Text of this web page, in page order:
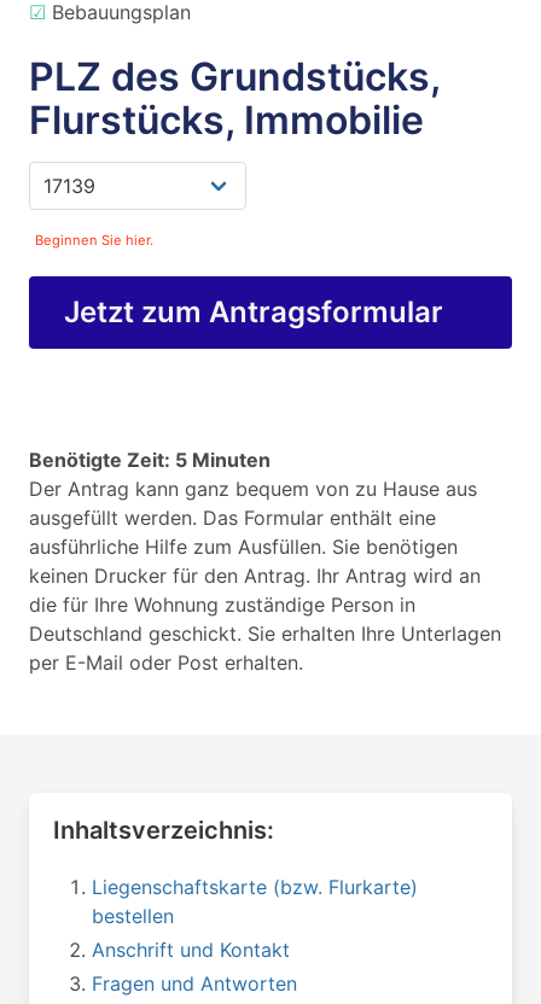
☑ Bebauungsplan
PLZ des Grundstücks,
Flurstücks, Immobilie
Beginnen Sie hier.
Jetzt zum Antragsformular
Benötigte Zeit: 5 Minuten
Der Antrag kann ganz bequem von zu Hause aus
ausgefüllt werden. Das Formular enthält eine
ausführliche Hilfe zum Ausfüllen. Sie benötigen
keinen Drucker für den Antrag. Ihr Antrag wird an
die für Ihre Wohnung zuständige Person in
Deutschland geschickt. Sie erhalten Ihre Unterlagen
per E-Mail oder Post erhalten.
Inhaltsverzeichnis:
Liegenschaftskarte (bzw. Flurkarte)
bestellen
Anschrift und Kontakt
Fragen und Antworten